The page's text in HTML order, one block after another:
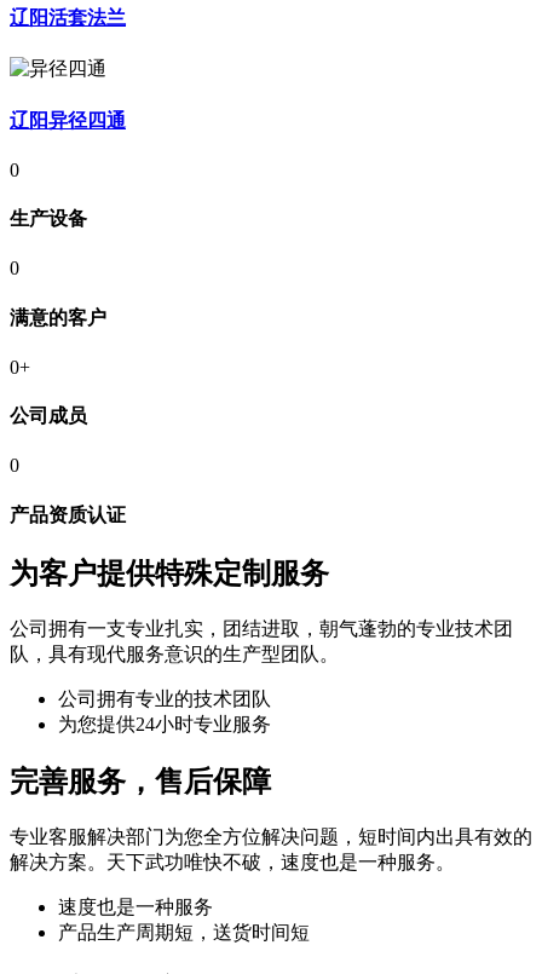
辽阳活套法兰
辽阳异径四通
0
生产设备
0
满意的客户
0+
公司成员
0
产品资质认证
为客户提供特殊定制服务
公司拥有一支专业扎实，团结进取，朝气蓬勃的专业技术团
队，具有现代服务意识的生产型团队。
公司拥有专业的技术团队
为您提供24小时专业服务
完善服务，售后保障
专业客服解决部门为您全方位解决问题，短时间内出具有效的
解决方案。天下武功唯快不破，速度也是一种服务。
速度也是一种服务
产品生产周期短，送货时间短